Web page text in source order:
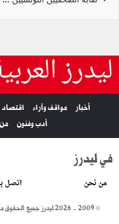
ليدرز
أخبار مواقف وآراء اقتصاد
أدب وفنون
في ليدرز
من نحن اتصل
© 2009 - 2026 ليدرز جميع الحقوق محفوظة.